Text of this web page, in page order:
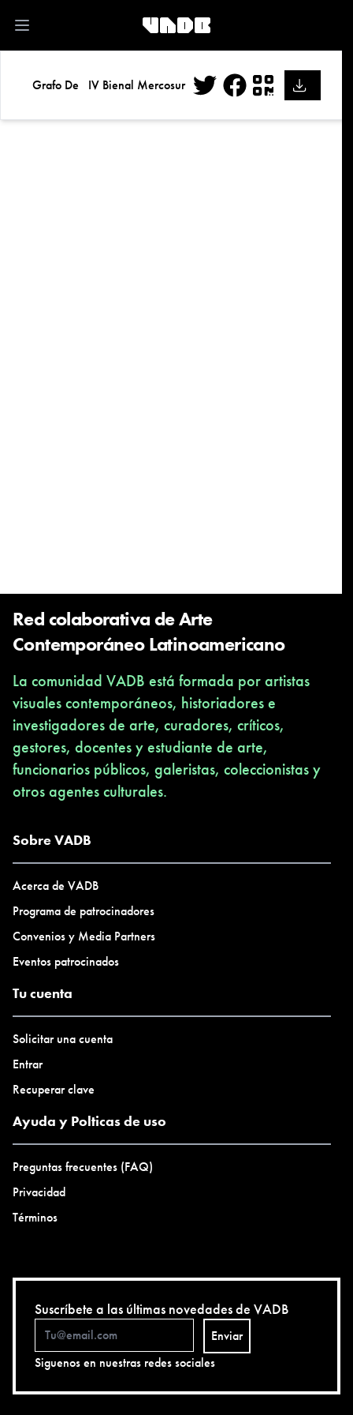
Open main menu
Grafo De IV Bienal Mercosur
Facebook
Red colaborativa de Arte
Contemporáneo Latinoamericano
La comunidad VADB está formada por artistas
visuales contemporáneos, historiadores e
investigadores de arte, curadores, críticos,
gestores, docentes y estudiante de arte,
funcionarios públicos, galeristas, coleccionistas y
otros agentes culturales.
Sobre VADB
Acerca de VADB
Programa de patrocinadores
Convenios y Media Partners
Eventos patrocinados
Tu cuenta
Solicitar una cuenta
Entrar
Recuperar clave
Ayuda y Polticas de uso
Preguntas frecuentes (FAQ)
Privacidad
Términos
Suscríbete a las últimas novedades de VADB
Enviar
Siguenos en nuestras redes sociales